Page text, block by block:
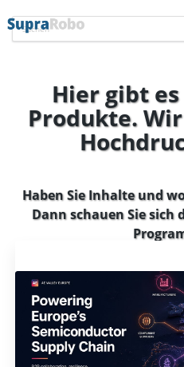
Hier gibt
Produkte.
Haben Sie Inhalte und
Dann schauen Sie sich